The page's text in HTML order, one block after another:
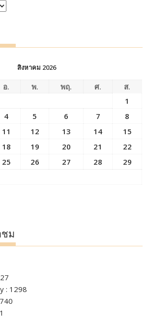
สิงหาคม 2026
อ. พ. พฤ. ศ.
ส.
1
4 5 6 7
8
11 12 13 14
15
18 19 20 21
22
25 26 27 28
29
ชม
: 1298